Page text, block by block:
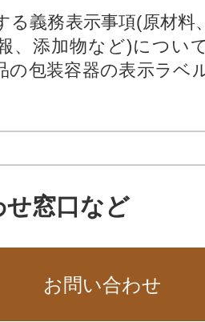
義務表示事項(原材料
、添加物など)につい
の包装容器の表示ラベ
せ窓口など
お問い合わせ